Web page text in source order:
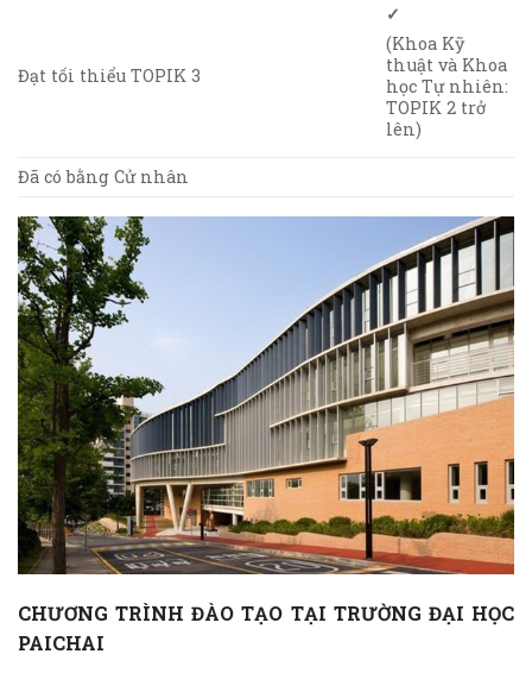
Đạt tối thiểu TOPIK 3
✓
(Khoa Kỹ
thuật và Khoa
học Tự nhiên:
TOPIK 2 trở
lên)
Đã có bằng Cử nhân
CHƯƠNG TRÌNH ĐÀO TẠO TẠI TRƯỜNG ĐẠI HỌC
PAICHAI